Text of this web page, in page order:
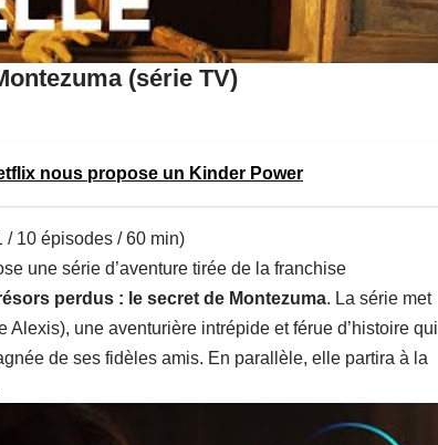
(série TV)
nous propose un Kinder Power
/ 10 épisodes / 60 min)
une série d’aventure tirée de la franchise
perdus : le secret de Montezuma. La série met
une aventurière intrépide et férue d’histoire qui
de ses fidèles amis. En parallèle, elle partira à la